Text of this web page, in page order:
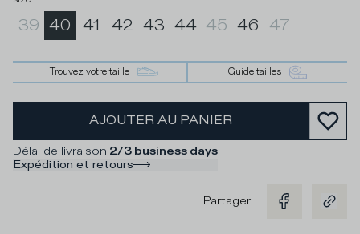
39 40 41 42 43 44 45 46 47
Trouvez votre taille Guide tailles
AJOUTER AU PANIER
Délai de livraison:2/3 business days
Expédition et retours
Partager